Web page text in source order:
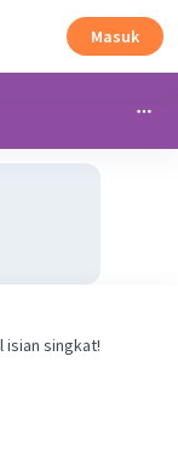
Masuk
isian singkat!